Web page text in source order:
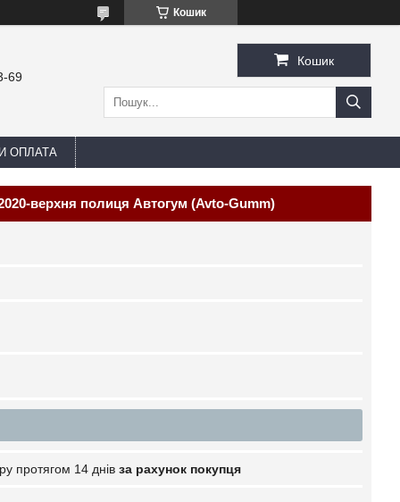
Кошик
69
Кошик
ОПЛАТА
верхня полиця Автогум (Avto-Gumm)
протягом 14 днів за рахунок покупця